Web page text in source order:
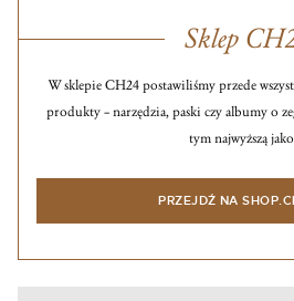
Sklep
W sklepie CH24 postawiliśmy przede
produkty – narzędzia, paski czy albumy o
tym najwyższą
PRZEJDŹ NA